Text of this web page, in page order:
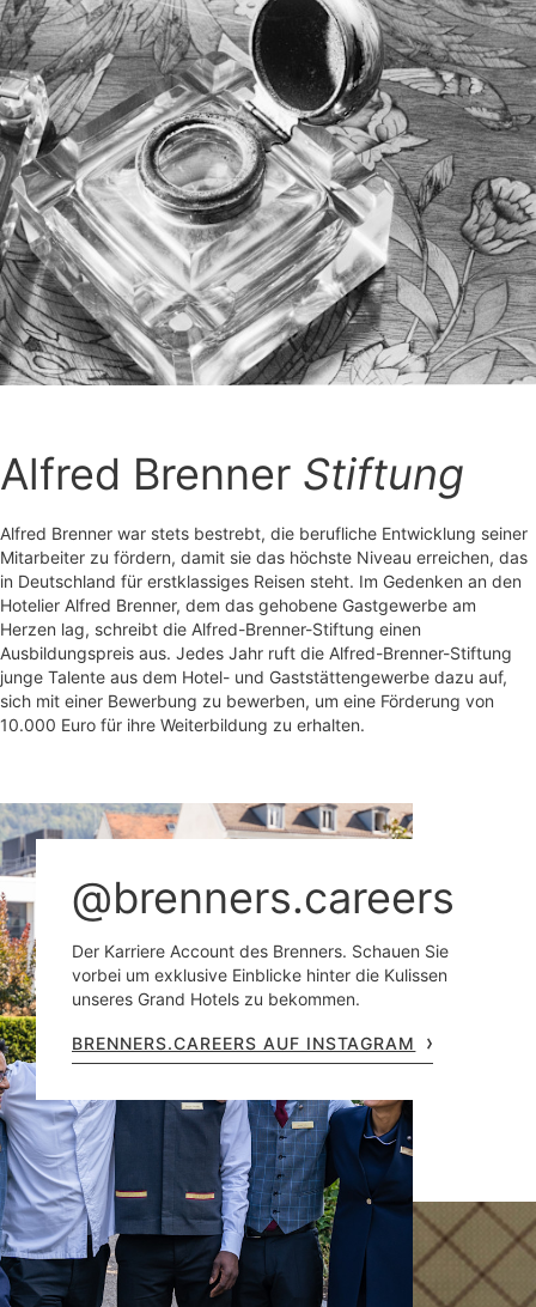
Alfred Brenner Stiftung
Alfred Brenner war stets bestrebt, die berufliche Entwicklung seiner
Mitarbeiter zu fördern, damit sie das höchste Niveau erreichen, das
in Deutschland für erstklassiges Reisen steht. Im Gedenken an den
Hotelier Alfred Brenner, dem das gehobene Gastgewerbe am
Herzen lag, schreibt die Alfred-Brenner-Stiftung einen
Ausbildungspreis aus. Jedes Jahr ruft die Alfred-Brenner-Stiftung
junge Talente aus dem Hotel- und Gaststättengewerbe dazu auf,
sich mit einer Bewerbung zu bewerben, um eine Förderung von
@brenners.careers
Der Karriere Account des Brenners. Schauen Sie
vorbei um exklusive Einblicke hinter die Kulissen
unseres Grand Hotels zu bekommen.
BRENNERS.CAREERS AUF INSTAGRAM